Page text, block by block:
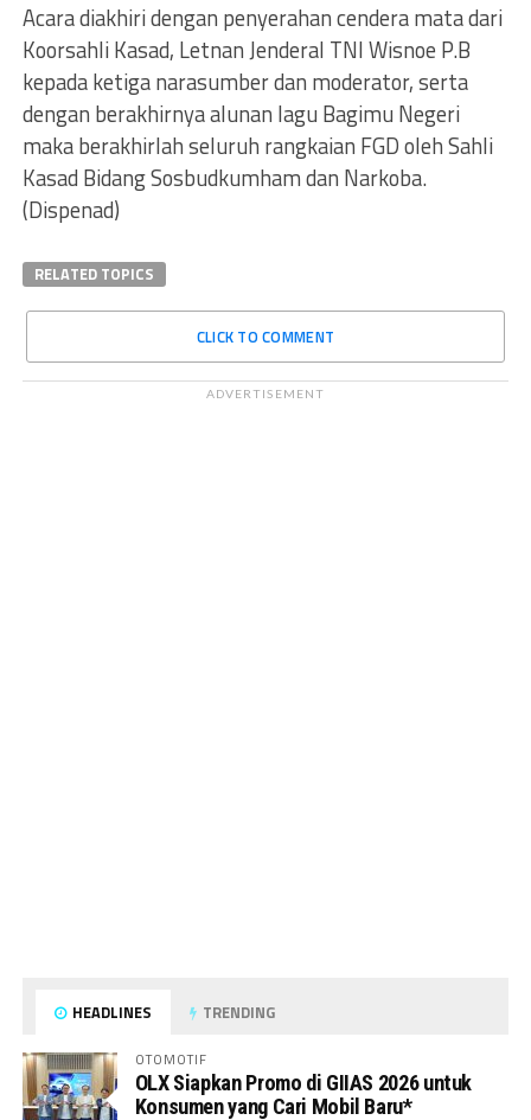
Acara diakhiri dengan penyerahan cendera mata dari
Koorsahli Kasad, Letnan Jenderal TNI Wisnoe P.B
kepada ketiga narasumber dan moderator, serta
dengan berakhirnya alunan lagu Bagimu Negeri
maka berakhirlah seluruh rangkaian FGD oleh Sahli
Kasad Bidang Sosbudkumham dan Narkoba.
(Dispenad)
RELATED TOPICS
CLICK TO COMMENT
ADVERTISEMENT
HEADLINES TRENDING
OTOMOTIF
OLX Siapkan Promo di GIIAS 2026 untuk
Konsumen yang Cari Mobil Baru*